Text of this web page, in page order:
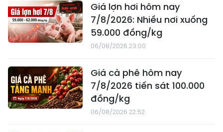
Giá lợn hơi hôm nay
7/8/2026: Nhiều nơi xuống
59.000 đồng/kg
06/08/2026 23:00
Giá cà phê hôm nay
7/8/2026 tiến sát 100.000
đồng/kg
06/08/2026 22:52